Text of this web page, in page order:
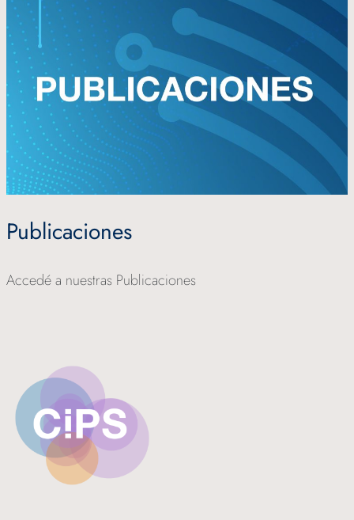
Publicaciones
Accedé a nuestras Publicaciones